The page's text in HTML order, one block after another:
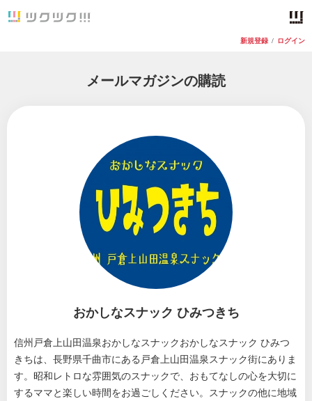
新規登録 / ログイン
メールマガジンの購読
おかしなスナック ひみつきち
信州戸倉上山田温泉おかしなスナックおかしなスナック ひみつ
きちは、長野県千曲市にある戸倉上山田温泉スナック街にありま
す。昭和レトロな雰囲気のスナックで、おもてなしの心を大切に
するママと楽しい時間をお過ごしください。スナックの他に地域